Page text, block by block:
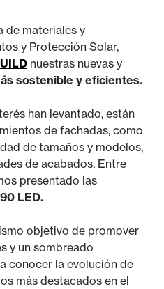
de materiales y
y Protección Solar,
nuestras nuevas y
sostenible y eficientes.
han levantado, están
de fachadas, como
de tamaños y modelos,
de acabados. Entre
presentado las
LED.
objetivo de promover
y un sombreado
conocer la evolución de
más destacados en el